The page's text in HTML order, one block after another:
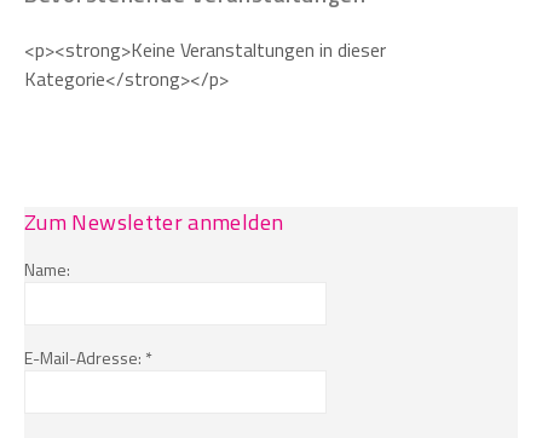
<p><strong>Keine Veranstaltungen in dieser
Kategorie</strong></p>
Zum Newsletter anmelden
Name:
E-Mail-Adresse: *